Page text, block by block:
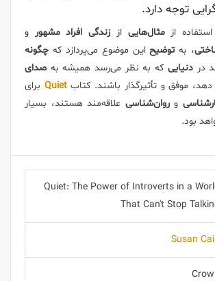
توجه دارد.
ازمثال‌هایی از زندگی افراد مشهور و
، بهتوضیحاین موضوع می‌پردازد که چگونه
دردنیایی که به نظر می‌رسد همیشه بهصدای
موفق و تأثیرگذار باشند. کتابQuiet برای
وروان‌شناسی علاقه‌مند هستند، بسیار
بود.
Quiet: The Power of Introverts in a
That Can't Stop
Susan